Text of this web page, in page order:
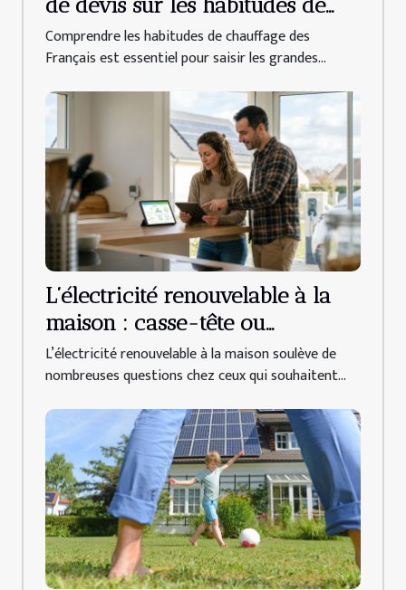
chauffage des français
Comprendre les habitudes de chauffage des
Français est essentiel pour saisir les grandes...
L’électricité renouvelable à la
maison : casse-tête ou
opportunité accessible ?
L’électricité renouvelable à la maison soulève de
nombreuses questions chez ceux qui souhaitent...